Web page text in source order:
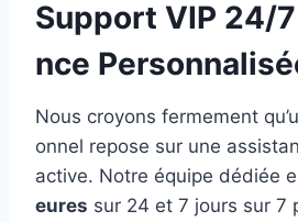
Support VIP 24/
nce
Nous croyons fermement
onnel repose sur une
active. Notre équipe dédiée
eures sur 24 et 7 jours sur 7